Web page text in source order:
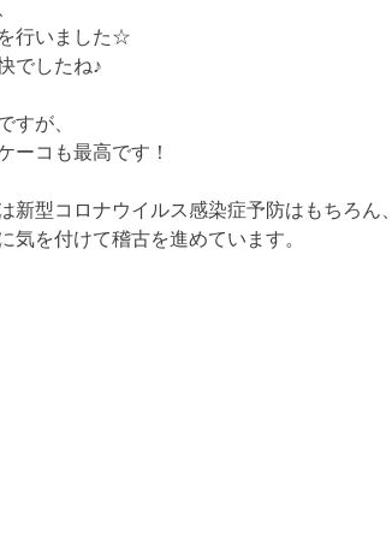
行いました☆
でしたね♪
すが、
ーコも最高です！
型コロナウイルス感染症予防はもちろん、
気を付けて稽古を進めています。